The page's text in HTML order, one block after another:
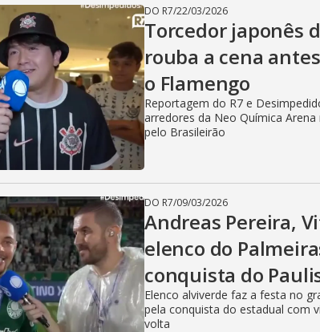
DO R7/22/03/2026
Torcedor japonês
rouba a cena
o Flamengo
Reportagem do R7 e
arredores da Neo Química
pelo Brasileirão
DO R7/09/03/2026
Andreas Pereira,
elenco do
conquista do
Elenco alviverde faz a festa no
pela conquista do estadual com
volta